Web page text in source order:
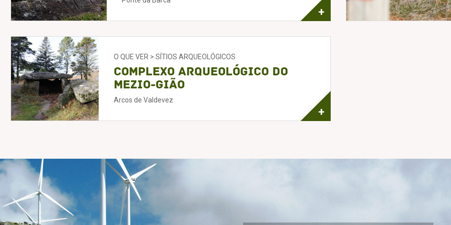
+
O QUE VER > SÍTIOS ARQUEOLÓGICOS
Complexo Arqueológico do
Mezio-Gião
Arcos de Valdevez
+